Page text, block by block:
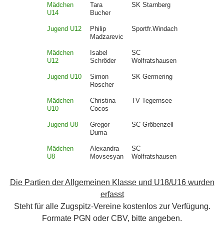
Mädchen
U14
Tara
Bucher
SK Starnberg
Jugend U12
Philip
Madzarevic
Sportfr.Windach
Mädchen
U12
Isabel
Schröder
SC
Wolfratshausen
Jugend U10
Simon
Roscher
SK Germering
Mädchen
U10
Christina
Cocos
TV Tegernsee
Jugend U8
Gregor
Duma
SC Gröbenzell
Mädchen
U8
Alexandra
Movsesyan
SC
Wolfratshausen
Die Partien der Allgemeinen Klasse und U18/U16 wurden
erfasst
Steht für alle Zugspitz-Vereine kostenlos zur Verfügung.
Formate PGN oder CBV, bitte angeben.